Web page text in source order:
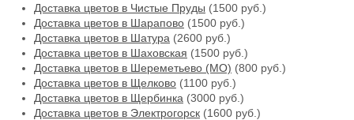
Доставка цветов в Чистые Пруды (1500 руб.)
Доставка цветов в Шарапово (1500 руб.)
Доставка цветов в Шатура (2600 руб.)
Доставка цветов в Шаховская (1500 руб.)
Доставка цветов в Шереметьево (МО) (800 руб.)
Доставка цветов в Щелково (1100 руб.)
Доставка цветов в Щербинка (3000 руб.)
Доставка цветов в Электрогорск (1600 руб.)